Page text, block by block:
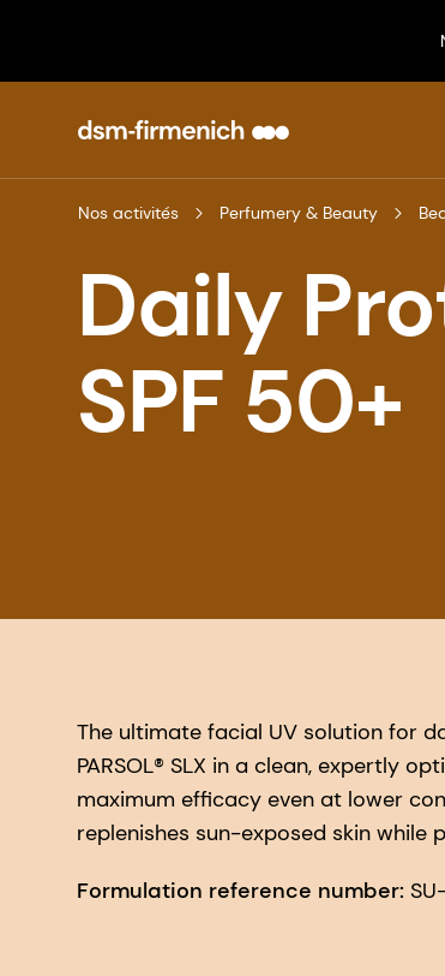
Nos activités Perfumery & Beauty
Daily
SPF 50+
The ultimate facial UV solution for
PARSOL® SLX in a clean, expertly
maximum efficacy even at lower
replenishes sun-exposed skin
Formulation reference number: